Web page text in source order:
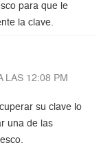
para que le
la clave.
LAS 12:08 PM
su clave lo
una de las